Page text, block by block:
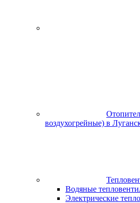
воздухогрейные) в
Водяные
Электрические